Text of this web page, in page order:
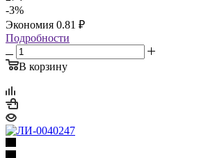
-3%
Экономия 0.81 ₽
Подробности
В корзину